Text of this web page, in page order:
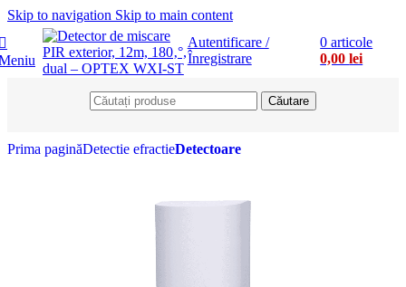
Skip to navigation Skip to main content
Autentificare /
Înregistrare
0articole
0,00lei
Căutare
Prima paginăDetectie efractieDetectoare